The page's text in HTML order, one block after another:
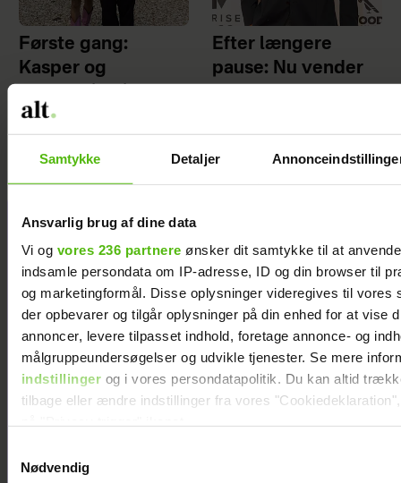
Samtykke Detaljer
Ansvarlig brug af dine data
Vi og vores 236 partnere ønsker dit samtykke til at
indsamle persondata om IP-adresse, ID og din browser til
og marketingformål. Disse oplysninger videregives til vores
der opbevarer og tilgår oplysninger på din enhed for at vise
annoncer, levere tilpasset indhold, foretage annonce- og
målgruppeundersøgelser og udvikle tjenester. Se mere
indstillingerog i vores persondatapolitik. Du kan altid
tilbage eller ændre indstillinger fra vores
Dine valg anvendes på hele websitet.
Nødvendig
Første gang:
Kasper og
går all-in
Efter længere
pause: Nu vender
n